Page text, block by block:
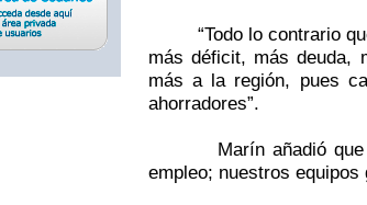
“Todo lo contrario
más déficit, más deuda,
más a la región, pues
ahorradores”.
Marín añadió
empleo; nuestros